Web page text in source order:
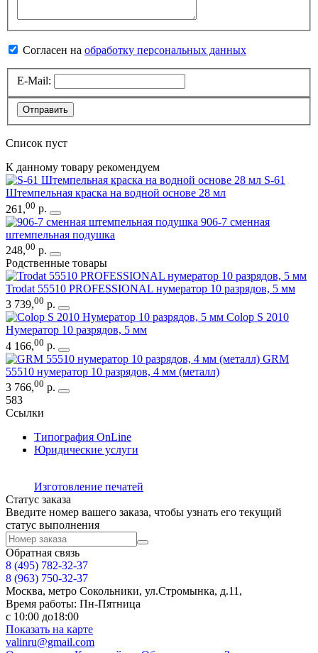
Согласен на обработку персональных данных
E-Mail:
Отправить
Список пуст
К данному товару рекомендуем
S-61
Штемпельная краска на водной основе 28 мл
261 ,00 р.
906-7 сменная
штемпельная подушка
248,00 р.
Родственные товары
Trodat 55510 PROFESSIONAL нумератор 10 разрядов, 5 мм
3 739,00 р.
Colop S 2010
Нумератор 10 разрядов, 5 мм
4 166,00 р.
GRM
55510 нумератор 10 разрядов, 4 мм (металл)
3 766,00 р.
583
Ссылки
Типография OnLine
Юридические услуги
Изготовление печатей
Статус заказа
Введите номер вашего заказа, чтобы узнать его текущий
статус выполнения
Обратная связь
8 (495) 782-32-37
8 (963) 750-32-37
Москва, метро Сокольники, ул.Стромынка, д.11,
Время работы: Пн-Пятница
с 10:00 до18:00
Показать на карте
valinru@gmail.com